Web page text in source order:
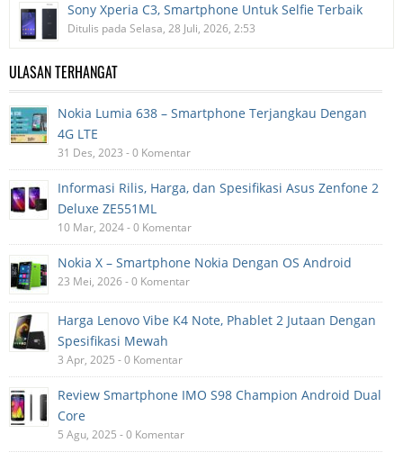
Sony Xperia C3, Smartphone Untuk Selfie Terbaik
Ditulis pada Selasa, 28 Juli, 2026, 2:53
ULASAN TERHANGAT
Nokia Lumia 638 – Smartphone Terjangkau Dengan
4G LTE
31 Des, 2023 - 0 Komentar
Informasi Rilis, Harga, dan Spesifikasi Asus Zenfone 2
Deluxe ZE551ML
10 Mar, 2024 - 0 Komentar
Nokia X – Smartphone Nokia Dengan OS Android
23 Mei, 2026 - 0 Komentar
Harga Lenovo Vibe K4 Note, Phablet 2 Jutaan Dengan
Spesifikasi Mewah
3 Apr, 2025 - 0 Komentar
Review Smartphone IMO S98 Champion Android Dual
Core
5 Agu, 2025 - 0 Komentar